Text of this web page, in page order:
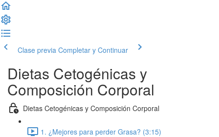
Clase previa Completar y Continuar
Dietas Cetogénicas y
Composición Corporal
Dietas Cetogénicas y Composición Corporal
1. ¿Mejores para perder Grasa? (3:15)